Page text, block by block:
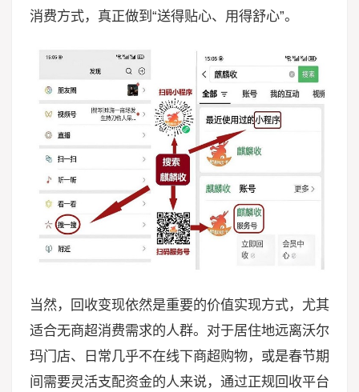
消费方式，真正做到“送得贴心、用得舒心”。
当然，回收变现依然是重要的价值实现方式，尤其
适合无商超消费需求的人群。对于居住地远离沃尔
玛门店、日常几乎不在线下商超购物，或是春节期
间需要灵活支配资金的人来说，通过正规回收平台